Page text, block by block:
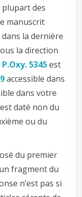
plupart des
manuscrit
la dernière
la direction
P.Oxy. 5345est
accessible dans
dans votre
daté non du
ou du
du premier
fragment du
n’est pas si